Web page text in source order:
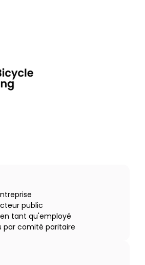
public
tant qu'employé
par comité paritaire